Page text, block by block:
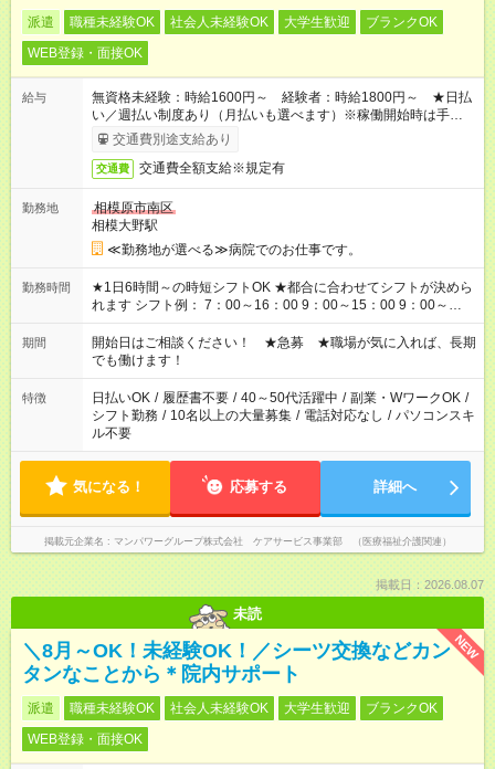
派遣 職種未経験OK 社会人未経験OK 大学生歓迎
ブランクOK
WEB登録・面接OK
給与
無資格未経験：時給1600円～ 経験者：時給1800円～ ★日払
い／週払い制度あり（月払いも選べます）※稼働開始時は手続き
完了次第のお支払いとなります。
交通費別途支給あり
交通費 交通費全額支給※規定有
勤務地
相模原市南区
相模大野駅
≪勤務地が選べる≫病院でのお仕事です。
勤務時間
★1日6時間～の時短シフトOK ★都合に合わせてシフトが決めら
れます シフト例： 7：00～16：00 9：00～15：00 9：00～
18：00 11：00～20：00 など ※Wワークの場合、他のお仕事と
合わせ週40時間超の就業はご案内できません ※法令に基づき、
週20時間以上勤務は社会保険への加入対象となります ※労働者
派遣法（日雇い派遣の原則禁止）により、短時間・短期間の就
業はご案内が難しい場合があります
期間
開始日はご相談ください！ ★急募 ★職場が気に入れば、長期
でも働けます！
特徴 日払いOK / 履歴書不要 / 40～50代活躍中 / 副業・WワークOK /
シフト勤務 / 10名以上の大量募集 / 電話対応なし / パソコンスキ
ル不要
気になる！ 応募する 詳細へ
掲載元企業名 マンパワーグループ株式会社 ケアサービス事業部 （医療福祉介護関連）
掲載日：2026.08.07
未読
NEW
＼8月～OK！未経験OK！／シーツ交換などカン
タンなことから＊院内サポート
派遣 職種未経験OK 社会人未経験OK 大学生歓迎
ブランクOK
WEB登録・面接OK